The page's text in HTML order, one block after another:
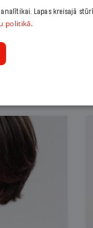
Lapas kreisajā
politikā.